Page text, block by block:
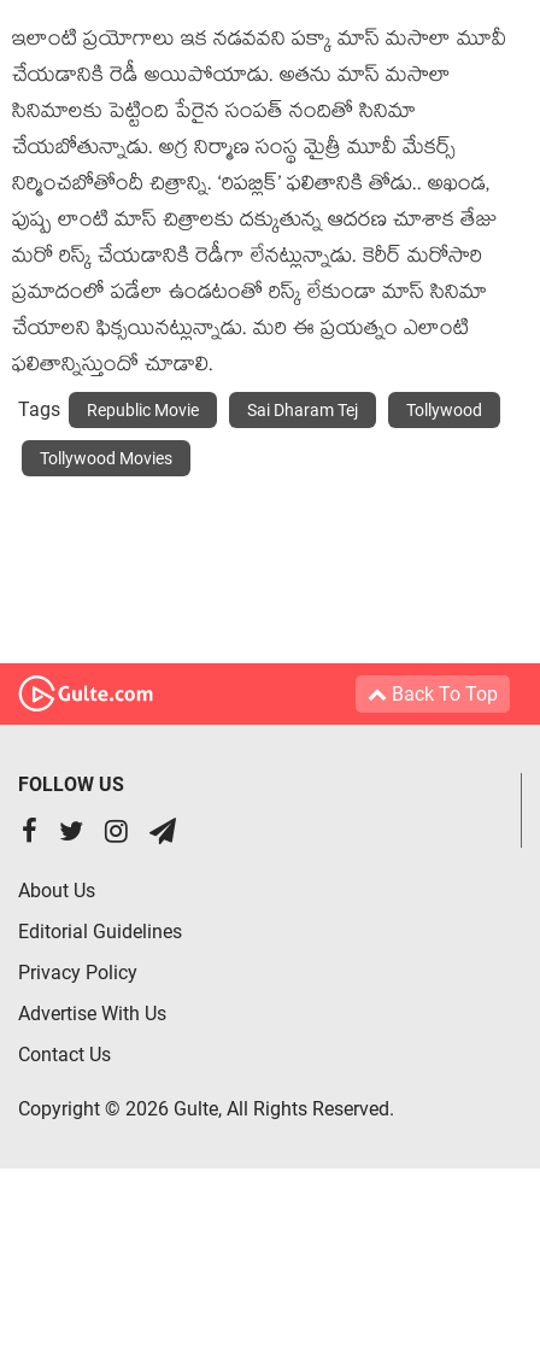
ఇలాంటి ప్రయోగాలు ఇక నడవవని పక్కా మాస్ మసాలా మూవీ
చేయడానికి రెడీ అయిపోయాడు. అతను మాస్ మసాలా
సినిమాలకు పెట్టింది పేరైన సంపత్ నందితో సినిమా
చేయబోతున్నాడు. అగ్ర నిర్మాణ సంస్థ మైత్రీ మూవీ మేకర్స్
నిర్మించబోతోందీ చిత్రాన్ని. ‘రిపబ్లిక్’ ఫలితానికి తోడు.. అఖండ,
పుష్ప లాంటి మాస్ చిత్రాలకు దక్కుతున్న ఆదరణ చూశాక తేజు
మరో రిస్క్ చేయడానికి రెడీగా లేనట్లున్నాడు. కెరీర్ మరోసారి
ప్రమాదంలో పడేలా ఉండటంతో రిస్క్ లేకుండా మాస్ సినిమా
చేయాలని ఫిక్సయినట్లున్నాడు. మరి ఈ ప్రయత్నం ఎలాంటి
ఫలితాన్నిస్తుందో చూడాలి.
Tags Republic Movie Sai Dharam Tej Tollywood
Tollywood Movies
Back To Top
FOLLOW US
About Us
Editorial Guidelines
Privacy Policy
Advertise With Us
Contact Us
Copyright © 2026 Gulte, All Rights Reserved.